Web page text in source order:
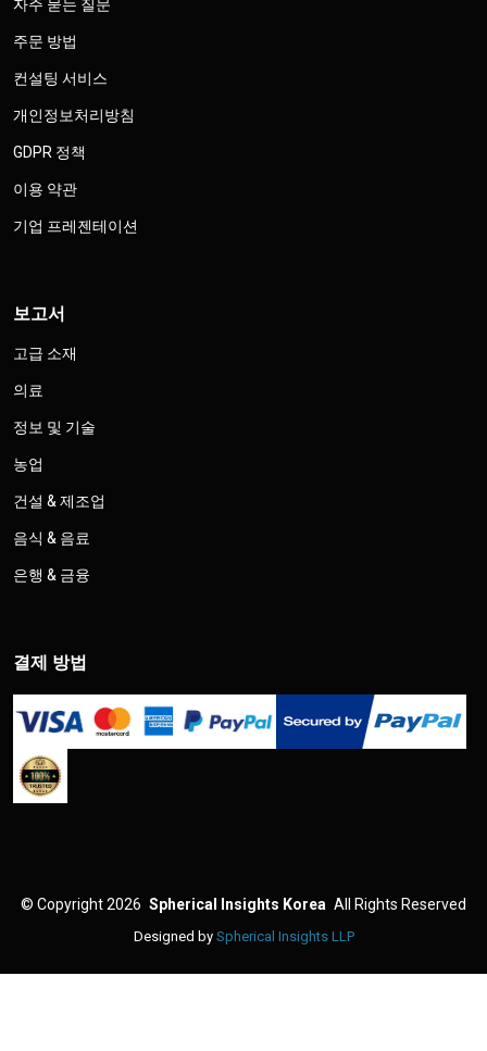
자주 묻는 질문
주문 방법
컨설팅 서비스
개인정보처리방침
GDPR 정책
이용 약관
기업 프레젠테이션
보고서
고급 소재
의료
정보 및 기술
농업
건설 & 제조업
음식 & 음료
은행 & 금융
결제 방법
© Copyright 2026 Spherical Insights Korea All Rights Reserved
Designed by Spherical Insights LLP